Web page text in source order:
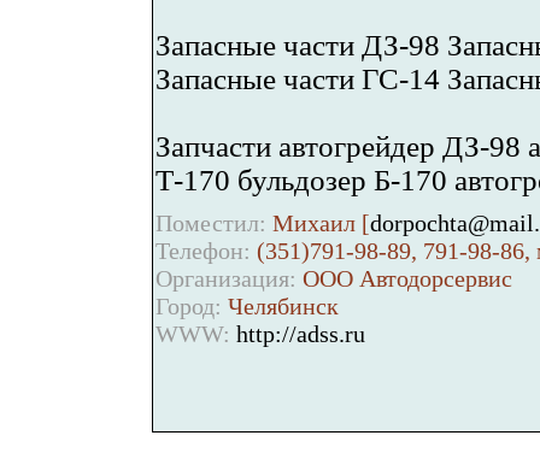
Запасные части ДЗ-98
Запасные части ГС-14
Запчасти автогрейдер ДЗ-98
Т-170 бульдозер Б-170
Поместил: Михаил [
Телефон: (351)791-98-89, 791-98-
Организация: ООО Автодорсервис
Город: Челябинск
WWW: http://adss.ru